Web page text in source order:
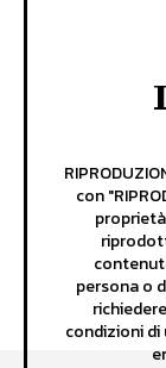
con
persona o
condizioni